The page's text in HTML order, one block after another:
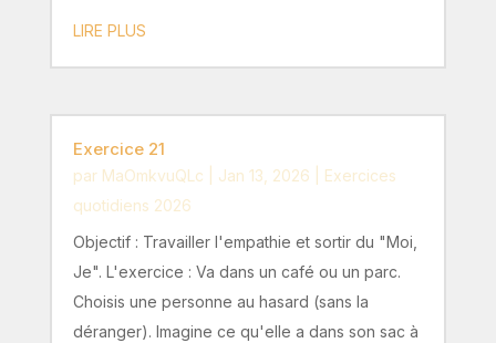
LIRE PLUS
Exercice 21
par MaOmkvuQLc Jan 13, 2026
Exercices
quotidiens 2026
Objectif : Travailler l'empathie et sortir du "Moi,
Je". L'exercice : Va dans un café ou un parc.
Choisis une personne au hasard (sans la
déranger). Imagine ce qu'elle a dans son sac à